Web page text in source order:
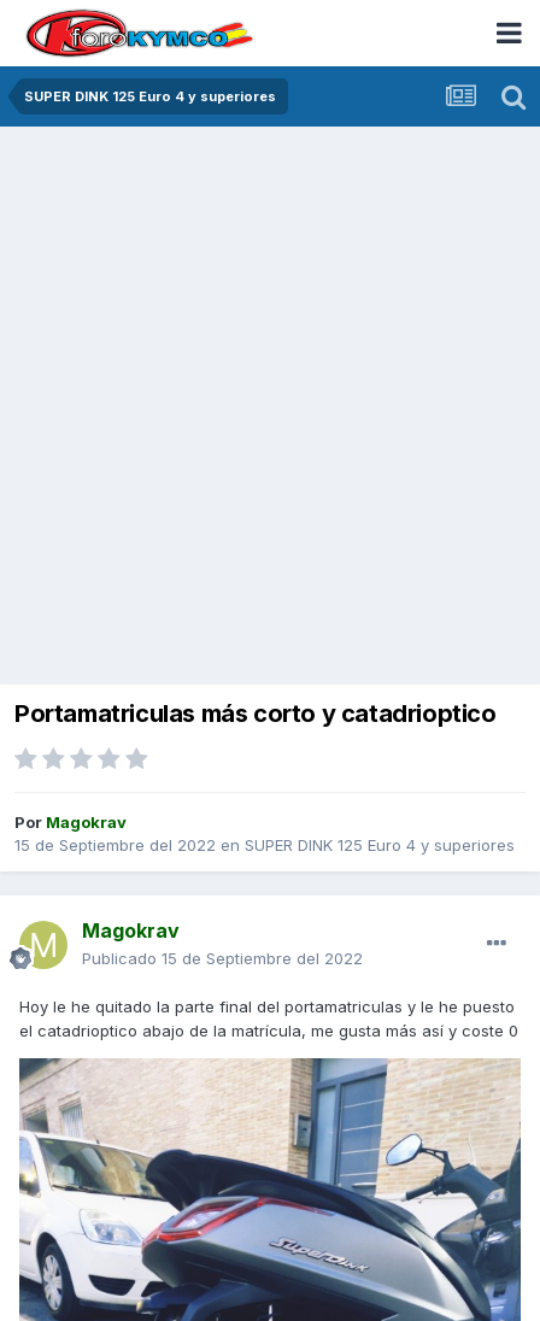
SUPER DINK 125 Euro 4 y superiores
Portamatriculas más corto y catadrioptico
Por Magokrav
15 de Septiembre del 2022 en SUPER DINK 125 Euro 4 y superiores
Magokrav
Publicado 15 de Septiembre del 2022
Hoy le he quitado la parte final del portamatriculas y le he puesto
el catadrioptico abajo de la matrícula, me gusta más así y coste 0